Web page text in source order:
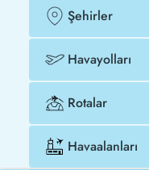
Şehirler
Havayolları
Rotalar
Havaalanları